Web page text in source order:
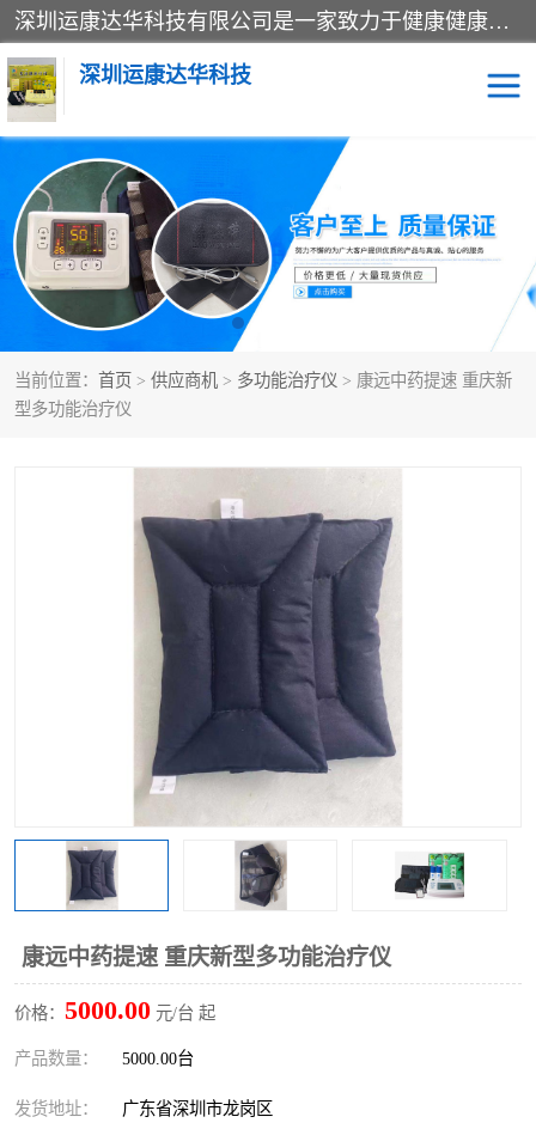
深圳运康达华科技有限公司是一家致力于健康健康产业的现代化企业，已经走过了15个春秋，开创了中医外用发展的新未来，是专业从事中医医疗仪器的研发、生产、销售、服务为一体的子公司，在医疗器械的设计、开发和生产方面率先引进国际先进技术和好的科技人员，先后开发出了场效应治疗仪、多功能治疗仪、颈椎治疗仪、腰椎治疗仪、增效垫等多个系列。
深圳运康达华科技
当前位置： 首页 > 供应商机 > 多功能治疗仪 > 康远中药提速 重庆新
型多功能治疗仪
康远中药提速 重庆新型多功能治疗仪
价格： 5000.00 元/台 起
产品数量： 5000.00台
发货地址： 广东省深圳市龙岗区
多功能治疗仪 中药提速
中低频治疗仪 脉冲治疗仪
**腺治疗仪